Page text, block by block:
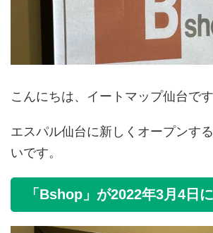
こんにちは、イートマップ仙台です
エスパル仙台に新しくオープンす
いです。
「Bshop」が2022年3月4日